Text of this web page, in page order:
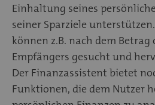
Einhaltung seines
seiner Sparziele
können z.B. nach dem Betrag
Empfängers gesucht und
Der Finanzassistent bietet
Funktionen, die dem Nutzer